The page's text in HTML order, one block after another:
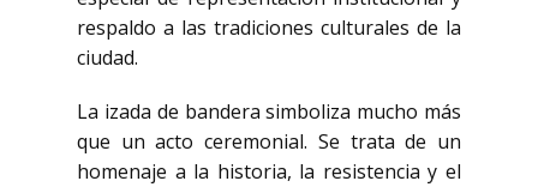
respaldo a las tradiciones culturales de la
ciudad.
La izada de bandera simboliza mucho más
que un acto ceremonial. Se trata de un
homenaje a la historia, la resistencia y el